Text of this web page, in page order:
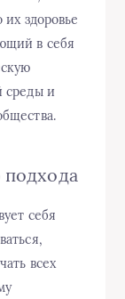
здоровье
в себя
среды и
себя
всех